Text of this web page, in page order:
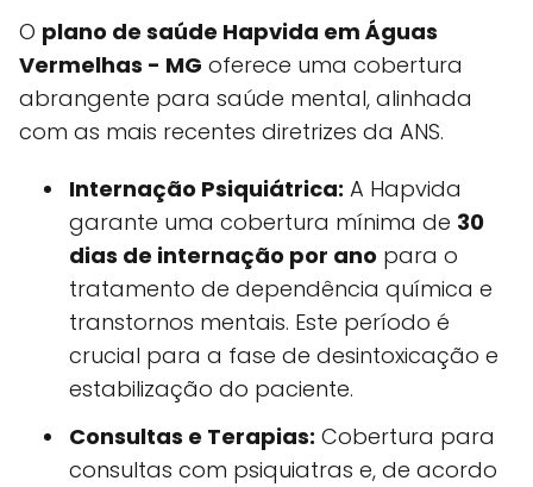
O plano de saúde Hapvida em Águas
Vermelhas - MG oferece uma cobertura
abrangente para saúde mental, alinhada
com as mais recentes diretrizes da ANS.
Internação Psiquiátrica: A Hapvida
garante uma cobertura mínima de 30
dias de internação por ano para o
tratamento de dependência química e
transtornos mentais. Este período é
crucial para a fase de desintoxicação e
estabilização do paciente.
Consultas e Terapias: Cobertura para
consultas com psiquiatras e, de acordo